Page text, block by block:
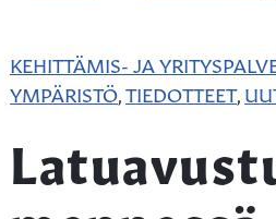
KEHITTÄMIS- JA
YMPÄRISTÖ TIEDOTTEET,